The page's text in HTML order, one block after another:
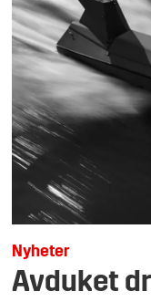
Nyheter
Avduket